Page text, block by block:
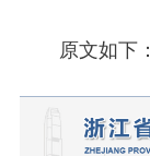
原文如下：